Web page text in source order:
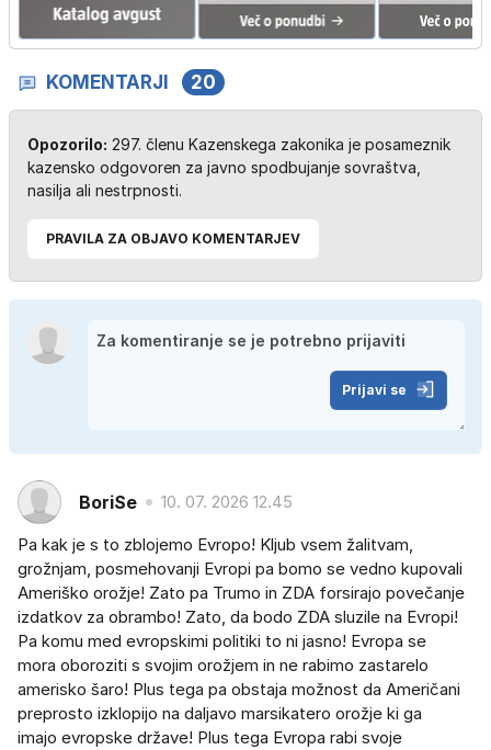
KOMENTARJI 20
Opozorilo: 297. členu Kazenskega zakonika je posameznik
kazensko odgovoren za javno spodbujanje sovraštva,
nasilja ali nestrpnosti.
PRAVILA ZA OBJAVO KOMENTARJEV
Prijavi se
BoriSe 10. 07. 2026 12.45
Pa kak je s to zblojemo Evropo! Kljub vsem žalitvam,
grožnjam, posmehovanji Evropi pa bomo se vedno kupovali
Ameriško orožje! Zato pa Trumo in ZDA forsirajo povečanje
izdatkov za obrambo! Zato, da bodo ZDA sluzile na Evropi!
Pa komu med evropskimi politiki to ni jasno! Evropa se
mora oboroziti s svojim orožjem in ne rabimo zastarelo
amerisko šaro! Plus tega pa obstaja možnost da Američani
preprosto izklopijo na daljavo marsikatero orožje ki ga
imajo evropske države! Plus tega Evropa rabi svoje